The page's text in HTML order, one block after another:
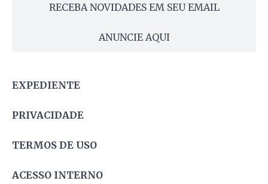
RECEBA NOVIDADES EM SEU EMAIL
ANUNCIE AQUI
EXPEDIENTE
PRIVACIDADE
TERMOS DE USO
ACESSO INTERNO